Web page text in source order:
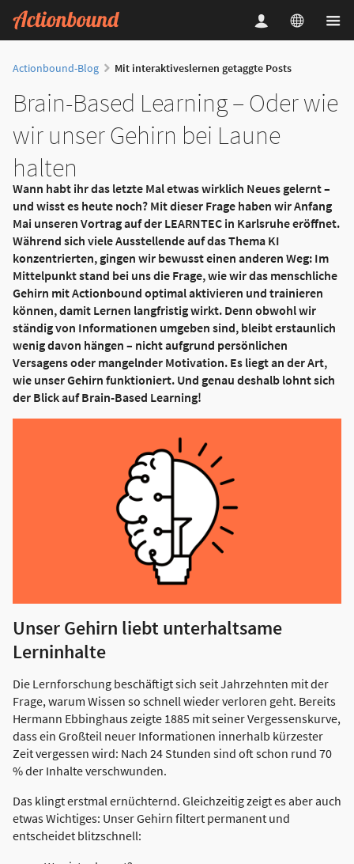
Actionbound-Blog Mit interaktiveslernen getaggte Posts
Brain-Based Learning – Oder wie
wir unser Gehirn bei Laune
halten
Wann habt ihr das letzte Mal etwas wirklich Neues gelernt –
und wisst es heute noch? Mit dieser Frage haben wir Anfang
Mai unseren Vortrag auf der LEARNTEC in Karlsruhe eröffnet.
Während sich viele Ausstellende auf das Thema KI
konzentrierten, gingen wir bewusst einen anderen Weg: Im
Mittelpunkt stand bei uns die Frage, wie wir das menschliche
Gehirn mit Actionbound optimal aktivieren und trainieren
können, damit Lernen langfristig wirkt. Denn obwohl wir
ständig von Informationen umgeben sind, bleibt erstaunlich
wenig davon hängen – nicht aufgrund persönlichen
Versagens oder mangelnder Motivation. Es liegt an der Art,
wie unser Gehirn funktioniert. Und genau deshalb lohnt sich
der Blick auf Brain-Based Learning!
Unser Gehirn liebt unterhaltsame
Lerninhalte
Die Lernforschung beschäftigt sich seit Jahrzehnten mit der
Frage, warum Wissen so schnell wieder verloren geht. Bereits
Hermann Ebbinghaus zeigte 1885 mit seiner Vergessenskurve,
dass ein Großteil neuer Informationen innerhalb kürzester
Zeit vergessen wird: Nach 24 Stunden sind oft schon rund 70
% der Inhalte verschwunden.
Das klingt erstmal ernüchternd. Gleichzeitig zeigt es aber auch
etwas Wichtiges: Unser Gehirn filtert permanent und
entscheidet blitzschnell: